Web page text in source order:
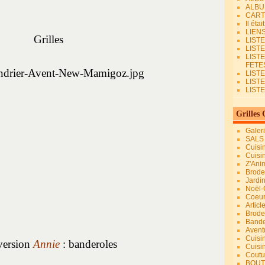
Grilles
Annie: banderoles
Il
Grilles